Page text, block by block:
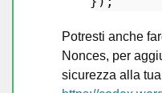
Potresti anche
Nonces, per
sicurezza alla